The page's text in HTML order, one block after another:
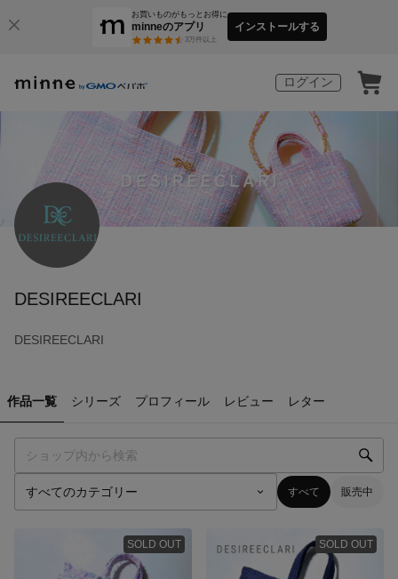
お買いものがもっとお得に
minneのアプリ
3万件以上
インストールする
ログイン
DESIREECLARI
DESIREECLARI
作品一覧 シリーズ プロフィール レビュー レター
すべて 販売中
SOLD OUT SOLD OUT